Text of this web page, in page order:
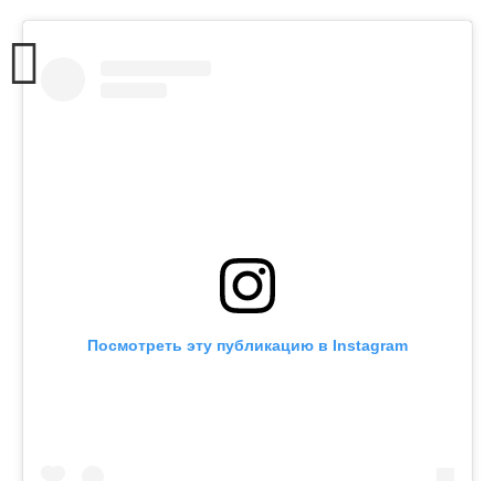
Посмотреть эту публикацию в Instagram